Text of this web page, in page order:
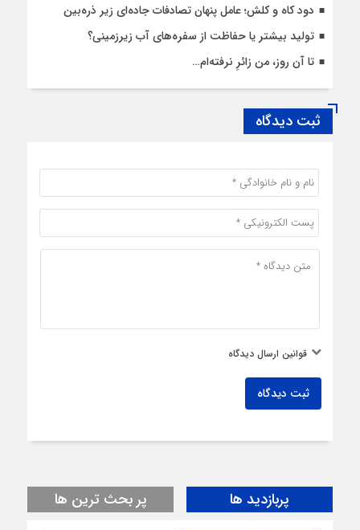
دود کاه و کلش؛ عامل پنهان تصادفات جاده‌ای زیر ذره‌بین
تولید بیشتر یا حفاظت از سفره‌های آب زیرزمینی؟
تا آن روز، من زائرِ نرفته‌ام…
ثبت دیدگاه
قوانین ارسال دیدگاه
ثبت دیدگاه
پربازدید ها پر بحث ترین ها